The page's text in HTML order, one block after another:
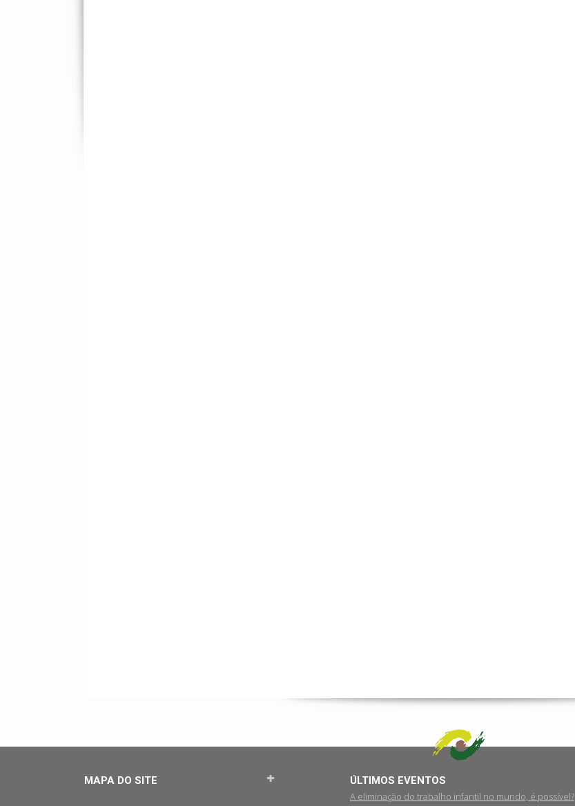
MAPA DO SITE
ÚLTIMOS EVENTOS
A eliminação do trabalho infantil no mundo, é possível?